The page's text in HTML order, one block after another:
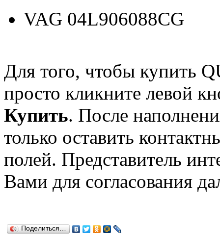
VAG 04L906088CG
Для того, чтобы купить
просто кликните левой
Купить. После
только оставить
полей. Представитель
Вами для согласования
Поделиться…